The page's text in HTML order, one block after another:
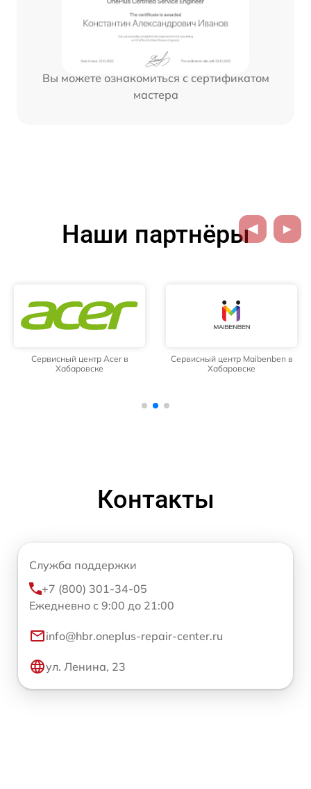
Вы можете ознакомиться с сертификатом
мастера
Наши партнёры
Сервисный центр Acer в
Хабаровске
Сервисный центр Maibenben в
Хабаровске
Контакты
Служба поддержки
+7 (800) 301-34-05
Ежедневно с 9:00 до 21:00
info@hbr.oneplus-repair-center.ru
ул. Ленина, 23